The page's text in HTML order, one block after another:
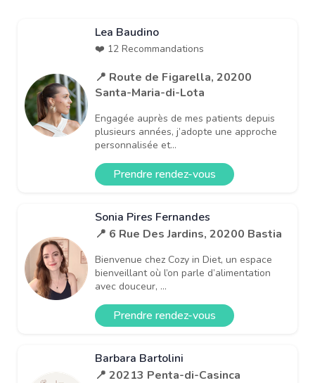
Lea Baudino
❤️ 12 Recommandations
📍 Route de Figarella, 20200
Santa-Maria-di-Lota
Engagée auprès de mes patients depuis
plusieurs années, j’adopte une approche
personnalisée et...
Prendre rendez-vous
Sonia Pires Fernandes
📍 6 Rue Des Jardins, 20200 Bastia
Bienvenue chez Cozy in Diet, un espace
bienveillant où l’on parle d’alimentation
avec douceur, ...
Prendre rendez-vous
Barbara Bartolini
📍 20213 Penta-di-Casinca